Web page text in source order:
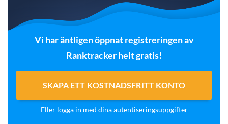
Vi har äntligen öppnat registreringen av
Ranktracker helt gratis!
SKAPA ETT KOSTNADSFRITT KONTO
Eller logga in med dina autentiseringsuppgifter